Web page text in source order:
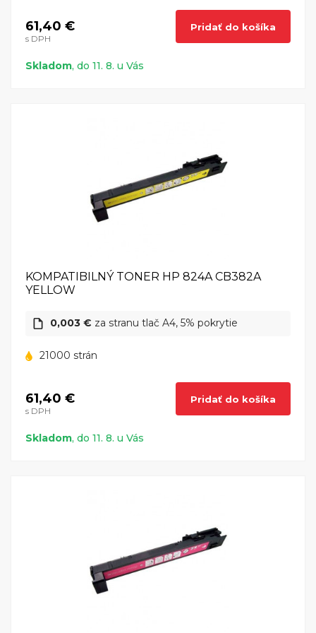
61,40 €
s DPH
Pridať do košíka
Skladom, do 11. 8. u Vás
KOMPATIBILNÝ TONER HP 824A CB382A
YELLOW
0,003 € za stranu tlač A4, 5% pokrytie
21000 strán
61,40 €
s DPH
Pridať do košíka
Skladom, do 11. 8. u Vás